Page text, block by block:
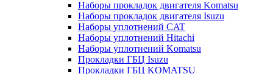
Наборы прокладок двигателя Komatsu
Наборы прокладок двигателя Isuzu
Наборы уплотнений CAT
Наборы уплотнений Hitachi
Наборы уплотнений Komatsu
Прокладки ГБЦ Isuzu
Прокладки ГБЦ KOMATSU